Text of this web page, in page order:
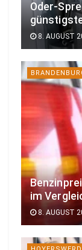
Oder-
8. AUGUST
im
8. AUGUST